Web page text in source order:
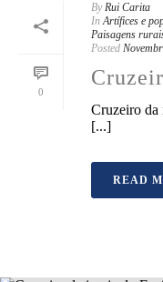
0
By Rui Carita
In Artífices e
Paisagens
Posted
Cruzeiro da
[...]
READ